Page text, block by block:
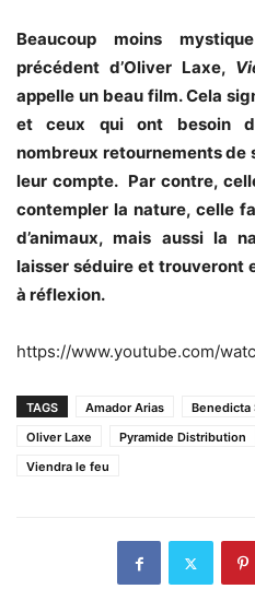
Beaucoup moins
précédent d’Oliver Laxe,
appelle un beau film. Cela
et ceux qui ont besoin
nombreux retournements de
leur compte. Par contre,
contempler la nature, celle
d’animaux, mais aussi la
laisser séduire et trouveront
à réflexion.
https://www.youtube.com/
TAGS Amador Arias Benedicta
Oliver Laxe
Pyramide Distribution
Viendra le feu